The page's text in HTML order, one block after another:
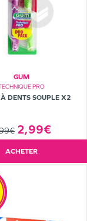
GUM
PRO
À DENTS SOUPLE X2
2,99€
ACHETER